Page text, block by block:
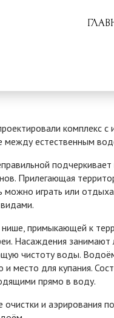
комплекс с
между естественным
подчеркивает
Прилегающая
можно играть или
примыкающей к
Насаждения занимают
чистоту воды. Водоём
место для купания.
прямо в воду.
и аэрирования